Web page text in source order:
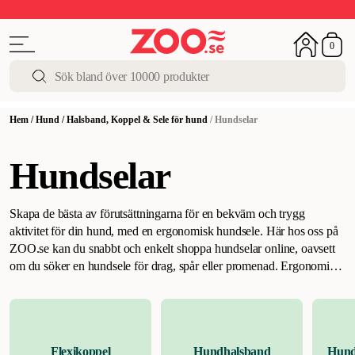
0
Hem /Hund /Halsband, Koppel & Sele för hund /Hundselar
Hundselar
Skapa de bästa av förutsättningarna för en bekväm och trygg
aktivitet för din hund, med en ergonomisk hundsele. Här hos oss på
ZOO.se kan du snabbt och enkelt shoppa hundselar online, oavsett
om du söker en hundsele för drag, spår eller promenad. Ergonomiskt
en sele framför halsband till din hund. Särskilt om du har en hund
Flexikoppel Hundhalsband